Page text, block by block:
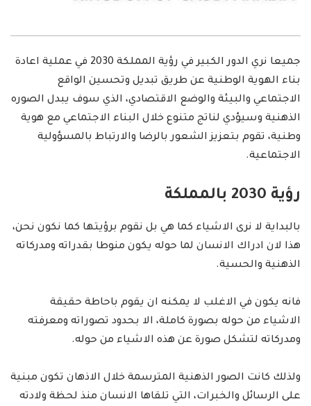
جميعا نري الدور الكبير في رؤية المملكة 2030 في عملية اعادة
بناء الهوية الوطنية عن طريق تبديل وتحسين الواقع
الاجتماعي والبيئة والوضع الاقتصادي، الذي سوف يبدل الصوره
الذهنية وسيؤدي لناتج متنوع خلال البناء الاجتماعي مع هوية
وطنية، تقوم بتعزيز الشعور بالرضا والارتباط بالمسؤولية
الاجتماعية.
رؤية 2030 بالمملكة
بالبداية لا نرى الاشياء كما هي بل نقوم برؤيتها كما نكون نحن،
هذا لان ادراك الانسان لما حوله يكون منوطا بقدراته ومدركاته
الذهنية والحسية.
فانه يكون في الاغلب لا يمكنه ان يقوم باحاطة حقيقة
الاشياء من حوله بصورة كاملة، الا بحدود تصوراته ومعرفته
ومدركاته لتشكل صورة عن هذه الاشياء من حوله.
ولذلك كانت الصور الذهنية المترسمة خلال الاذهان تكون مبنية
على الرسائل والخبرات، التي تلقاها الانسان منذ لحظة ولادته